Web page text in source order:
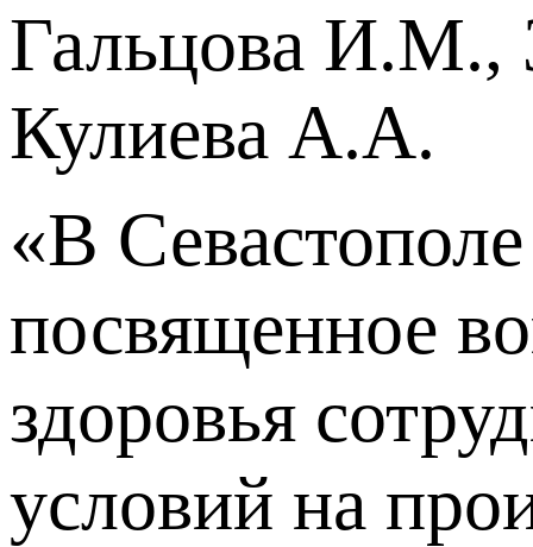
Гальцова
Кулиева А.А.
«В
посвященное
здоровья
условий на